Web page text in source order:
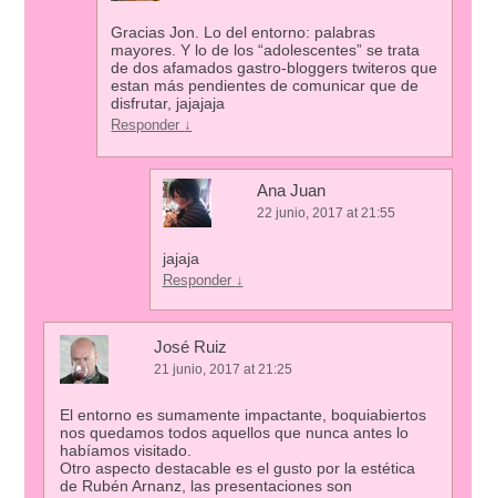
Gracias Jon. Lo del entorno: palabras
mayores. Y lo de los “adolescentes” se trata
de dos afamados gastro-bloggers twiteros que
estan más pendientes de comunicar que de
disfrutar, jajajaja
Responder ↓
Ana Juan
22 junio, 2017 at 21:55
jajaja
Responder ↓
José Ruiz
21 junio, 2017 at 21:25
El entorno es sumamente impactante, boquiabiertos
nos quedamos todos aquellos que nunca antes lo
habíamos visitado.
Otro aspecto destacable es el gusto por la estética
de Rubén Arnanz, las presentaciones son